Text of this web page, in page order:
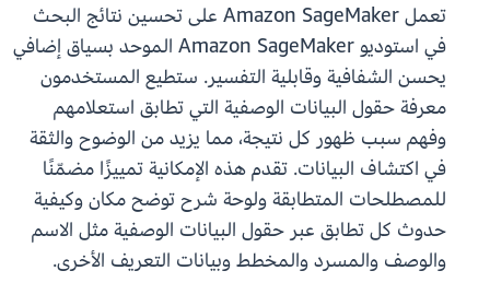
تعمل Amazon SageMaker على تحسين نتائج البحث
في استوديو Amazon SageMaker الموحد بسياق إضافي
يحسن الشفافية وقابلية التفسير. ستطيع المستخدمون
معرفة حقول البيانات الوصفية التي تطابق استعلامهم
وفهم سبب ظهور كل نتيجة، مما يزيد من الوضوح والثقة
في اكتشاف البيانات. تقدم هذه الإمكانية تمييزًا مضمّنًا
للمصطلحات المتطابقة ولوحة شرح توضح مكان وكيفية
حدوث كل تطابق عبر حقول البيانات الوصفية مثل الاسم
والوصف والمسرد والمخطط وبيانات التعريف الأخرى.